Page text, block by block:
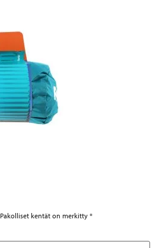
Pakolliset kentät on merkitty *